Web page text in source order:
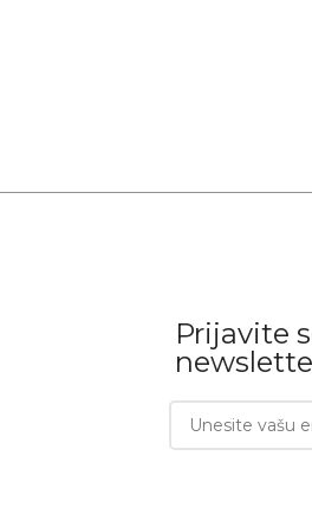
Prijavite